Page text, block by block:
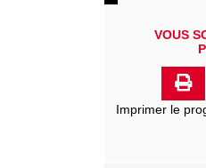
VOUS
Imprimer le